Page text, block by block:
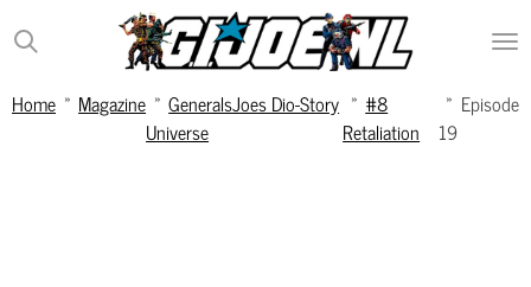
Ga
direct
de
Home » Magazine » GeneralsJoes Dio-Story
Universe
» #8
Retaliation
» Episode
19